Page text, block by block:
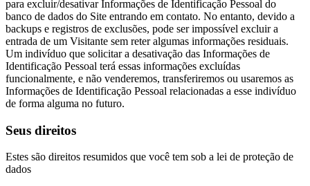
para excluir/desativar Informações de Identificação Pessoal do
banco de dados do Site entrando em contato. No entanto, devido a
backups e registros de exclusões, pode ser impossível excluir a
entrada de um Visitante sem reter algumas informações residuais.
Um indivíduo que solicitar a desativação das Informações de
Identificação Pessoal terá essas informações excluídas
funcionalmente, e não venderemos, transferiremos ou usaremos as
Informações de Identificação Pessoal relacionadas a esse indivíduo
de forma alguma no futuro.
Seus direitos
Estes são direitos resumidos que você tem sob a lei de proteção de
dados